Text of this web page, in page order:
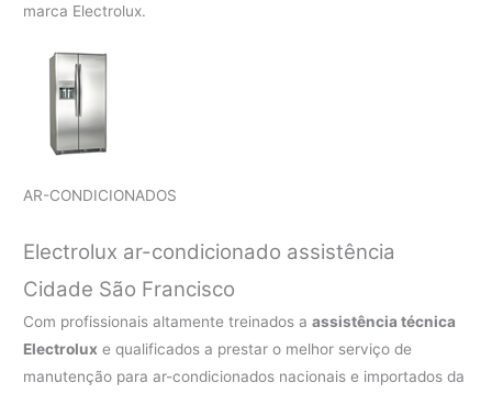
marca Electrolux.
AR-CONDICIONADOS
Electrolux ar-condicionado assistência
Cidade São Francisco
Com profissionais altamente treinados aassistência técnica
Electrolux e qualificados a prestar o melhor serviço de
manutenção para ar-condicionados nacionais e importados da